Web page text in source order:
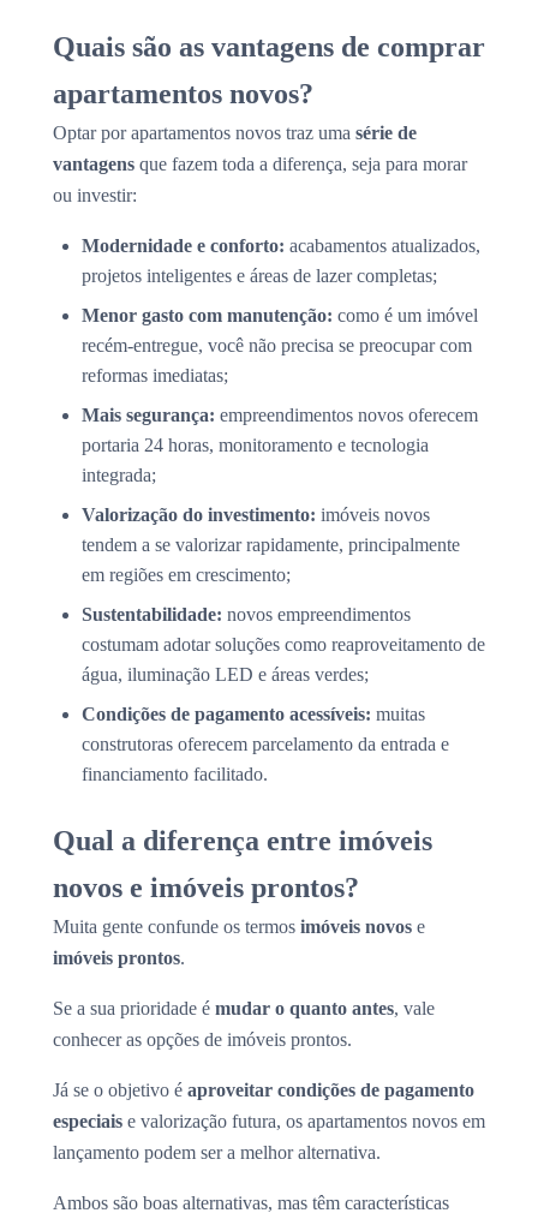
Quais são as vantagens de comprar
apartamentos novos?
Optar por apartamentos novos traz uma série de
vantagens que fazem toda a diferença, seja para morar
ou investir:
Modernidade e conforto: acabamentos atualizados,
projetos inteligentes e áreas de lazer completas;
Menor gasto com manutenção: como é um imóvel
recém-entregue, você não precisa se preocupar com
reformas imediatas;
Mais segurança: empreendimentos novos oferecem
portaria 24 horas, monitoramento e tecnologia
integrada;
Valorização do investimento: imóveis novos
tendem a se valorizar rapidamente, principalmente
em regiões em crescimento;
Sustentabilidade: novos empreendimentos
costumam adotar soluções como reaproveitamento de
água, iluminação LED e áreas verdes;
Condições de pagamento acessíveis: muitas
construtoras oferecem parcelamento da entrada e
financiamento facilitado.
Qual a diferença entre imóveis
novos e imóveis prontos?
Muita gente confunde os termos imóveis novos e
imóveis prontos.
Se a sua prioridade é mudar o quanto antes, vale
conhecer as opções de imóveis prontos.
Já se o objetivo é aproveitar condições de pagamento
especiais e valorização futura, os apartamentos novos em
lançamento podem ser a melhor alternativa.
Ambos são boas alternativas, mas têm características